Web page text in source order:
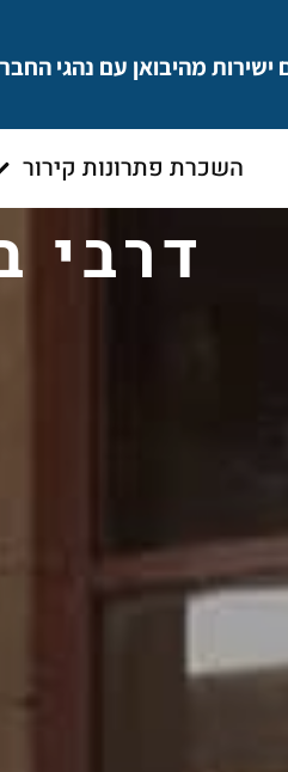
ישירות מהיבואן עם נהגי
השכרת פתרונות קירור
דרבי